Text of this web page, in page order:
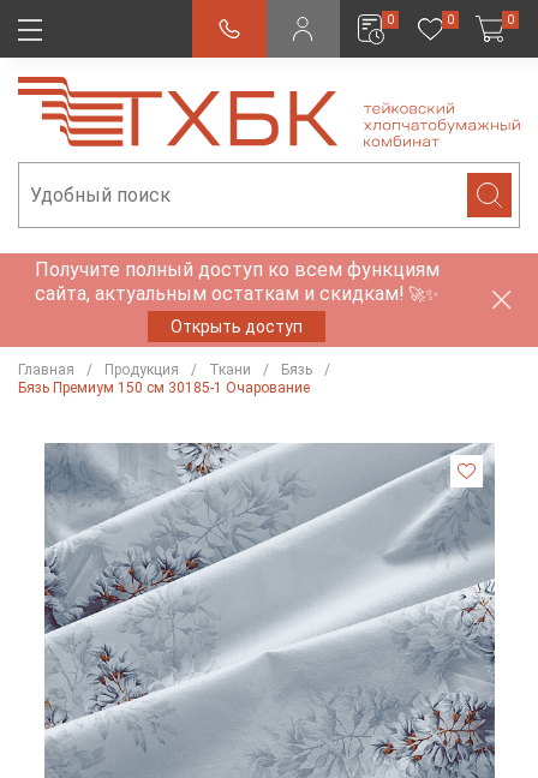
0 0 0
Получите полный доступ ко всем функциям
сайта, актуальным остаткам и скидкам! 🚀✨
Открыть доступ
Главная Продукция Ткани
Бязь
Бязь Премиум 150 см 30185-1 Очарование